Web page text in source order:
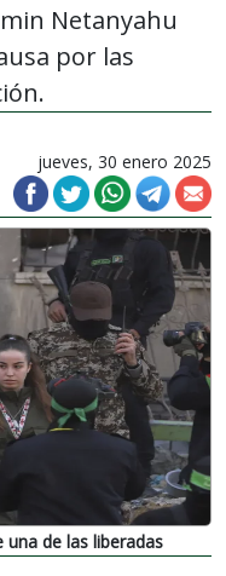
Netanyahu
por las
jueves, 30 enero 2025
de las liberadas